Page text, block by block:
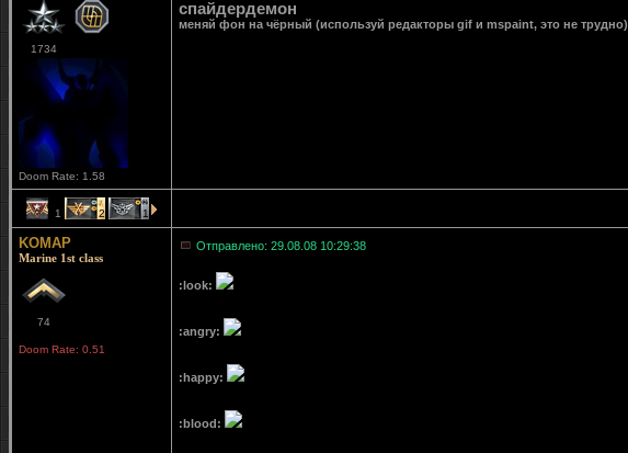
1734
Doom Rate: 1.58
спайдердемон
меняй фон на чёрный (используй редакторы gif и mspaint, это не трудно)
1 2 1
KOMAP
Marine 1st class
74
Doom Rate: 0.51
Отправлено: 29.08.08 10:29:38
:look:
:angry:
:happy:
:blood: